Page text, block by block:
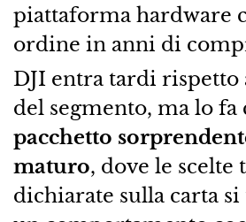
piattaforma hardware
ordine in anni di
DJI entra tardi
del segmento, ma lo fa
pacchetto
maturo, dove le scelte
dichiarate sulla carta